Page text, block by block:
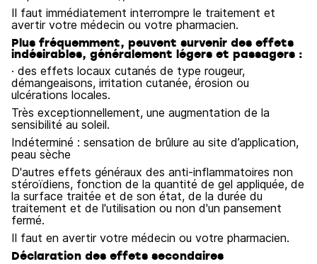
Il faut immédiatement interrompre le traitement et
avertir votre médecin ou votre pharmacien.
Plus fréquemment, peuvent survenir des effets
indésirables, généralement légers et passagers :
· des effets locaux cutanés de type rougeur,
démangeaisons, irritation cutanée, érosion ou
ulcérations locales.
Très exceptionnellement, une augmentation de la
sensibilité au soleil.
Indéterminé : sensation de brûlure au site d’application,
peau sèche
D'autres effets généraux des anti-inflammatoires non
stéroïdiens, fonction de la quantité de gel appliquée, de
la surface traitée et de son état, de la durée du
traitement et de l'utilisation ou non d'un pansement
fermé.
Il faut en avertir votre médecin ou votre pharmacien.
Déclaration des effets secondaires